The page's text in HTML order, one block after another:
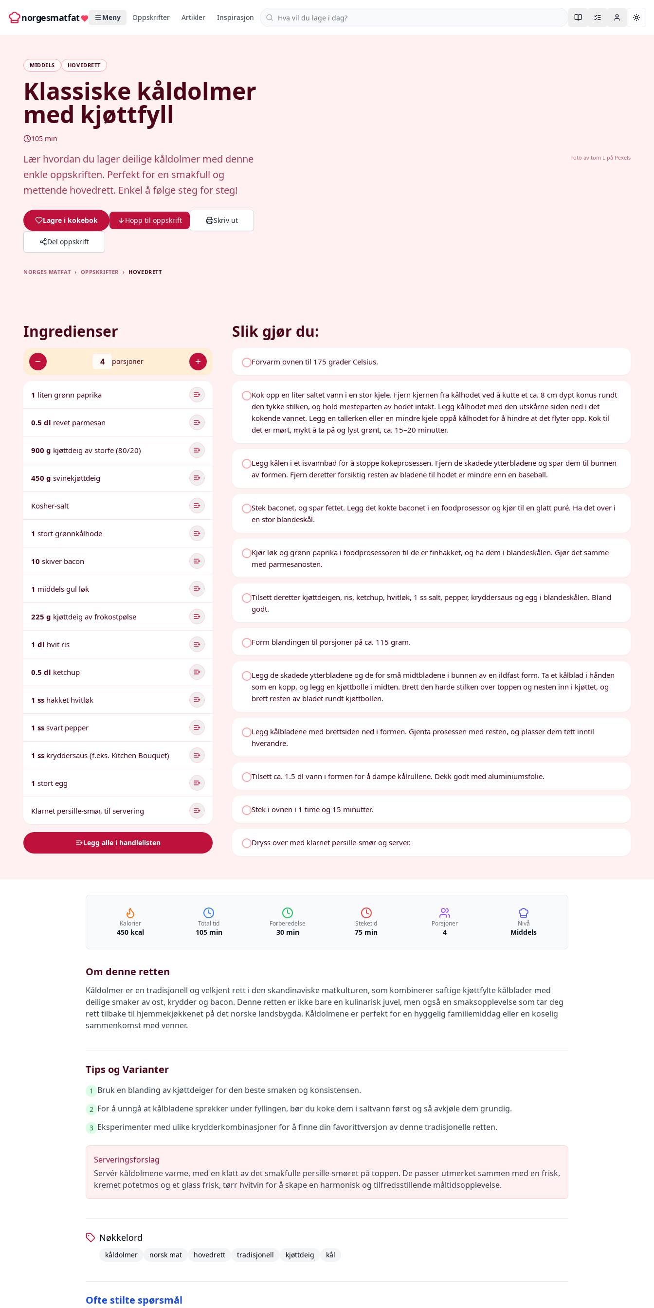
norgesmatfat Meny Oppskrifter Artikler Inspirasjon Søk i oppskrifter
MIDDELS HOVEDRETT
Klassiske kåldolmer
med kjøttfyll
105 min
Lær hvordan du lager deilige kåldolmer med denne
enkle oppskriften. Perfekt for en smakfull og
mettende hovedrett. Enkel å følge steg for steg!
Lagre i kokebok Hopp til oppskrift Skriv ut
Del oppskrift
Foto av tom Lpå Pexels
NORGES MATFAT › OPPSKRIFTER › HOVEDRETT
Ingredienser
4 porsjoner
1 liten grønn paprika
0.5 dl revet parmesan
900 g kjøttdeig av storfe (80/20)
450 g svinekjøttdeig
Kosher-salt
1 stort grønnkålhode
10 skiver bacon
1 middels gul løk
225 g kjøttdeig av frokostpølse
1 dl hvit ris
0.5 dl ketchup
1 ss hakket hvitløk
1 ss svart pepper
1 ss kryddersaus (f.eks. Kitchen Bouquet)
1 stort egg
Klarnet persille-smør, til servering
Legg alle i handlelisten
Slik gjør du:
Forvarm ovnen til 175 grader Celsius.
Kok opp en liter saltet vann i en stor kjele. Fjern kjernen fra kålhodet ved å kutte et ca. 8 cm dypt konus rundt
den tykke stilken, og hold mesteparten av hodet intakt. Legg kålhodet med den utskårne siden ned i det
kokende vannet. Legg en tallerken eller en mindre kjele oppå kålhodet for å hindre at det flyter opp. Kok til
det er mørt, mykt å ta på og lyst grønt, ca. 15–20 minutter.
Legg kålen i et isvannbad for å stoppe kokeprosessen. Fjern de skadede ytterbladene og spar dem til bunnen
av formen. Fjern deretter forsiktig resten av bladene til hodet er mindre enn en baseball.
Stek baconet, og spar fettet. Legg det kokte baconet i en foodprosessor og kjør til en glatt puré. Ha det over i
en stor blandeskål.
Kjør løk og grønn paprika i foodprosessoren til de er finhakket, og ha dem i blandeskålen. Gjør det samme
med parmesanosten.
Tilsett deretter kjøttdeigen, ris, ketchup, hvitløk, 1 ss salt, pepper, kryddersaus og egg i blandeskålen. Bland
godt.
Form blandingen til porsjoner på ca. 115 gram.
Legg de skadede ytterbladene og de for små midtbladene i bunnen av en ildfast form. Ta et kålblad i hånden
som en kopp, og legg en kjøttbolle i midten. Brett den harde stilken over toppen og nesten inn i kjøttet, og
brett resten av bladet rundt kjøttbollen.
Legg kålbladene med brettsiden ned i formen. Gjenta prosessen med resten, og plasser dem tett inntil
hverandre.
Tilsett ca. 1.5 dl vann i formen for å dampe kålrullene. Dekk godt med aluminiumsfolie.
Stek i ovnen i 1 time og 15 minutter.
Dryss over med klarnet persille-smør og server.
Kalorier
450 kcal
Total tid
105 min
Forberedelse
30 min
Steketid
75 min
Porsjoner
4
Nivå
Middels
Om denne retten
Kåldolmer er en tradisjonell og velkjent rett i den skandinaviske matkulturen, som kombinerer saftige kjøttfylte kålblader med
deilige smaker av ost, krydder og bacon. Denne retten er ikke bare en kulinarisk juvel, men også en smaksopplevelse som tar deg
rett tilbake til hjemmekjøkkenet på det norske landsbygda. Kåldolmene er perfekt for en hyggelig familiemiddag eller en koselig
sammenkomst med venner.
Tips og Varianter
1 Bruk en blanding av kjøttdeiger for den beste smaken og konsistensen.
2 For å unngå at kålbladene sprekker under fyllingen, bør du koke dem i saltvann først og så avkjøle dem grundig.
3 Eksperimenter med ulike krydderkombinasjoner for å finne din favorittversjon av denne tradisjonelle retten.
Serveringsforslag
Servér kåldolmene varme, med en klatt av det smakfulle persille-smøret på toppen. De passer utmerket sammen med en frisk,
kremet potetmos og et glass frisk, tørr hvitvin for å skape en harmonisk og tilfredsstillende måltidsopplevelse.
Nøkkelord
kåldolmer norsk mat hovedrett tradisjonell kjøttdeig kål
Ofte stilte spørsmål